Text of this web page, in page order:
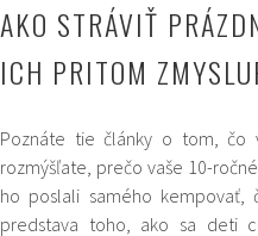
AKO STRÁVIŤ
ICH PRITOM
Poznáte tie články o tom,
rozmýšľate, prečo vaše 10-
ho poslali samého kempovať,
predstava toho, ako sa deti